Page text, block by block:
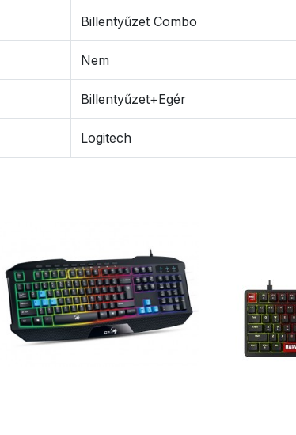
Billentyűzet Combo
Nem
Billentyűzet+Egér
Logitech